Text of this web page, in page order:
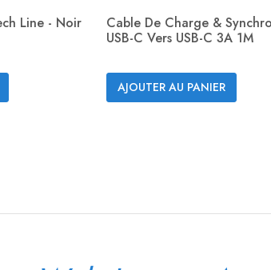
Line - Noir
Cable De Charge &
USB-C Vers USB-C 3A 1M
AJOUTER AU PANIER